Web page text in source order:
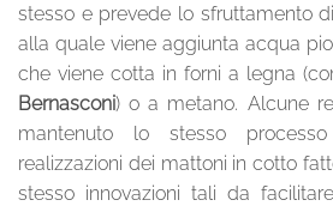
stesso e prevede lo sfruttamento
alla quale viene aggiunta acqua
che viene cotta in forni a legna
Bernasconi) o a metano. Alcune
mantenuto lo stesso
realizzazioni dei mattoni in cotto
stesso innovazioni tali da